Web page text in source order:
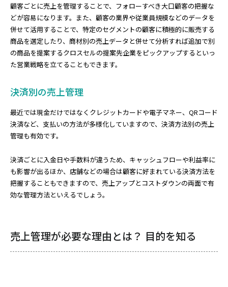
顧客ごとに売上を管理することで、フォローすべき大口顧客の把握な
どが容易になります。また、顧客の業界や従業員規模などのデータを
併せて活用することで、特定のセグメントの顧客に積極的に販売する
商品を選定したり、商材別の売上データと併せて分析すれば追加で別
の商品を提案するクロスセルの提案先企業をピックアップするといっ
た営業戦略を立てることもできます。
決済別の売上管理
最近では現金だけではなくクレジットカードや電子マネー、QRコード
決済など、支払いの方法が多様化していますので、決済方法別の売上
管理も有効です。
決済ごとに入金日や手数料が違うため、キャッシュフローや利益率に
も影響が出るほか、店舗などの場合は顧客に好まれている決済方法を
把握することもできますので、売上アップとコストダウンの両面で有
効な管理方法といえるでしょう。
売上管理が必要な理由とは？ 目的を知る